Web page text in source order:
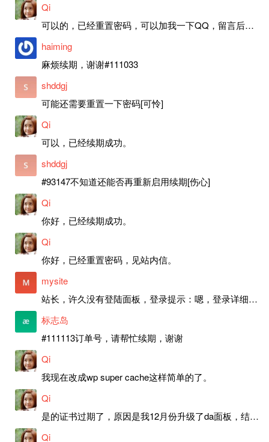
Qi
可以的，已经重置密码，可以加我一下QQ，留言后我就发密码给你。
haiming
麻烦续期，谢谢#111033
shddgj
可能还需要重置一下密码[可怜]
Qi
可以，已经续期成功。
shddgj
#93147不知道还能否再重新启用续期[伤心]
Qi
你好，已经续期成功。
Qi
你好，已经重置密码，见站内信。
mysite
站长，许久没有登陆面板，登录提示：嗯，登录详细信息似乎不正确。请重试。 网站还可以正常使用。如果是密码问题请帮忙重置一下密码。谢谢。订单号：97790，账号：aa20210950。 站长，提交了工单，你回复续期成功，不过我的问题是面部登陆信息有问题，一直是初始密码，现在无法登陆，有时间麻烦排查一下。
标志岛
#111113订单号，请帮忙续期，谢谢
Qi
我现在改成wp super cache这样简单的了。
Qi
是的证书过期了，原因是我12月份升级了da面板，结果后台证书就不更新了，目前还在排查问题。切换PHP版本现在没有了，因为DA新版不支持。
Qi